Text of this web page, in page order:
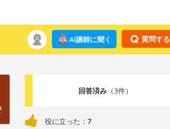
質問する
AI講師に聞く
回答済み（3件）
役に立った： 7